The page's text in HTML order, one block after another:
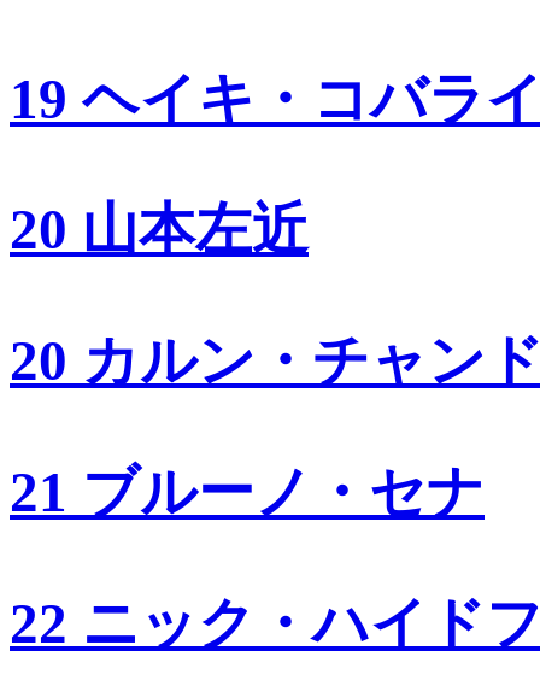
19 ヘイキ・コバラ
20 山本左近
20 カルン・チャン
21 ブルーノ・セナ
22 ニック・ハイド